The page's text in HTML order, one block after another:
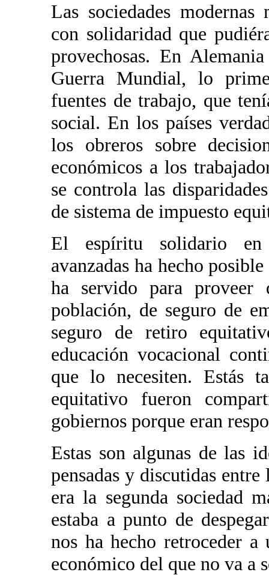
Las sociedades modernas
con solidaridad que
provechosas. En
Guerra Mundial, lo
fuentes de trabajo, que
social. En los países
los obreros sobre
económicos a los
se controla las
de sistema de impuesto
El espíritu solidario en
avanzadas ha hecho
ha servido para
población, de seguro de
seguro de retiro
educación vocacional
que lo necesiten. Estás
equitativo fueron
gobiernos porque eran
Estas son algunas de las
pensadas y discutidas
era la segunda sociedad
estaba a punto de
nos ha hecho retroceder
económico del que no va a